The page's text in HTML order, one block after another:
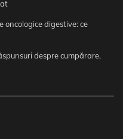
oncologice digestive: ce
despre cumpărare,